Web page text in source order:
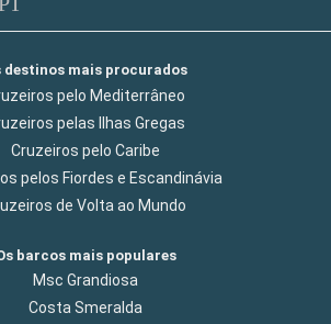
destinos mais procurados
pelo Mediterrâneo
pelas Ilhas Gregas
Cruzeiros pelo Caribe
pelos Fiordes e Escandinávia
de Volta ao Mundo
barcos mais populares
Msc Grandiosa
Costa Smeralda